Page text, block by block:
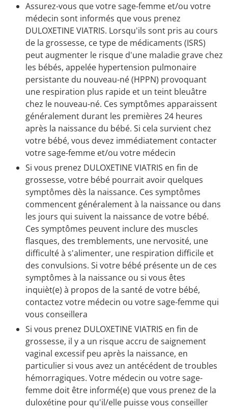
Assurez-vous que votre sage-femme et/ou votre
médecin sont informés que vous prenez
DULOXETINE VIATRIS. Lorsqu'ils sont pris au cours
de la grossesse, ce type de médicaments (ISRS)
peut augmenter le risque d'une maladie grave chez
les bébés, appelée hypertension pulmonaire
persistante du nouveau-né (HPPN) provoquant
une respiration plus rapide et un teint bleuâtre
chez le nouveau-né. Ces symptômes apparaissent
généralement durant les premières 24 heures
après la naissance du bébé. Si cela survient chez
votre bébé, vous devez immédiatement contacter
votre sage-femme et/ou votre médecin
Si vous prenez DULOXETINE VIATRIS en fin de
grossesse, votre bébé pourrait avoir quelques
symptômes dès la naissance. Ces symptômes
commencent généralement à la naissance ou dans
les jours qui suivent la naissance de votre bébé.
Ces symptômes peuvent inclure des muscles
flasques, des tremblements, une nervosité, une
difficulté à s'alimenter, une respiration difficile et
des convulsions. Si votre bébé présente un de ces
symptômes à la naissance ou si vous êtes
inquièt(e) à propos de la santé de votre bébé,
contactez votre médecin ou votre sage-femme qui
vous conseillera
Si vous prenez DULOXETINE VIATRIS en fin de
grossesse, il y a un risque accru de saignement
vaginal excessif peu après la naissance, en
particulier si vous avez un antécédent de troubles
hémorragiques. Votre médecin ou votre sage-
femme doit être informé(e) que vous prenez de la
duloxétine pour qu'il/elle puisse vous conseiller